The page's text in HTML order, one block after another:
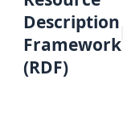
Description
Framework
(RDF)